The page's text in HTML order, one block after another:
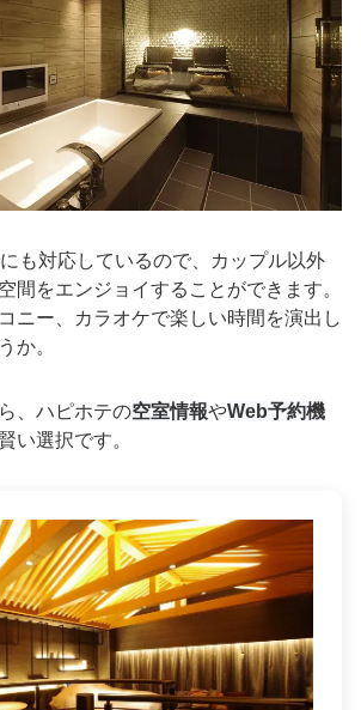
も対応しているので、カップル以外
間をエンジョイすることができます。
ニー、カラオケで楽しい時間を演出し
か。
、ハピホテの空室情報やWeb予約機
い選択です。